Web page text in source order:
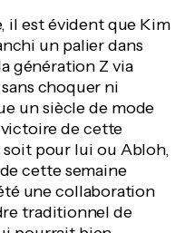
il est évident que Kim
un palier dans
génération Z via
choquer ni
un siècle de mode
de cette
soit pour lui ou Abloh,
cette semaine
une collaboration
traditionnel de